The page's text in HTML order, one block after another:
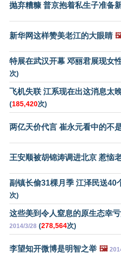
抛弃糟糠 普京抱着私生子准备
新华网这样赞美老江的大眼睛
特展在武汉开幕 邓丽君展现女
次)
飞机失联 江系现在出这消息太
(185,420次)
两亿天价代言 崔永元看中的不
王安顺被胡锦涛调进北京 惹恼
副镇长偷31棵月季 江泽民送40
次)
这些美到令人窒息的原生态幸
2014/3/28 (278,564次)
李望知开微博是明智之举 🖼️